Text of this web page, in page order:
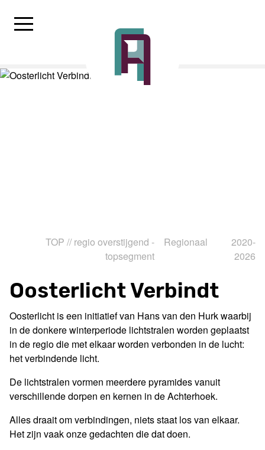
TOP // regio overstijgend -
topsegment
Regionaal
2020-
2026
Oosterlicht Verbindt
Oosterlicht is een initiatief van Hans van den Hurk waarbij
in de donkere winterperiode lichtstralen worden geplaatst
in de regio die met elkaar worden verbonden in de lucht:
het verbindende licht.
De lichtstralen vormen meerdere pyramides vanuit
verschillende dorpen en kernen in de Achterhoek.
Alles draait om verbindingen, niets staat los van elkaar.
Het zijn vaak onze gedachten die dat doen.